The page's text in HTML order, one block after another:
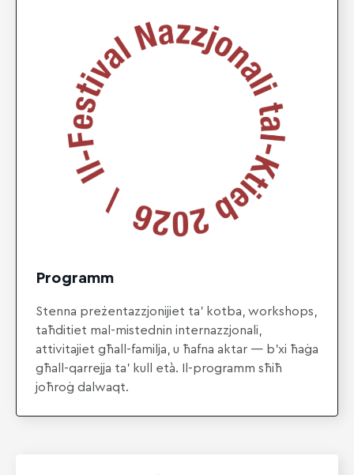
Programm
Stenna preżentazzjonijiet ta’ kotba, workshops,
taħditiet mal-mistednin internazzjonali,
attivitajiet għall-familja, u ħafna aktar — b’xi ħaġa
għall-qarrejja ta’ kull età. Il-programm sħiħ
joħroġ dalwaqt.